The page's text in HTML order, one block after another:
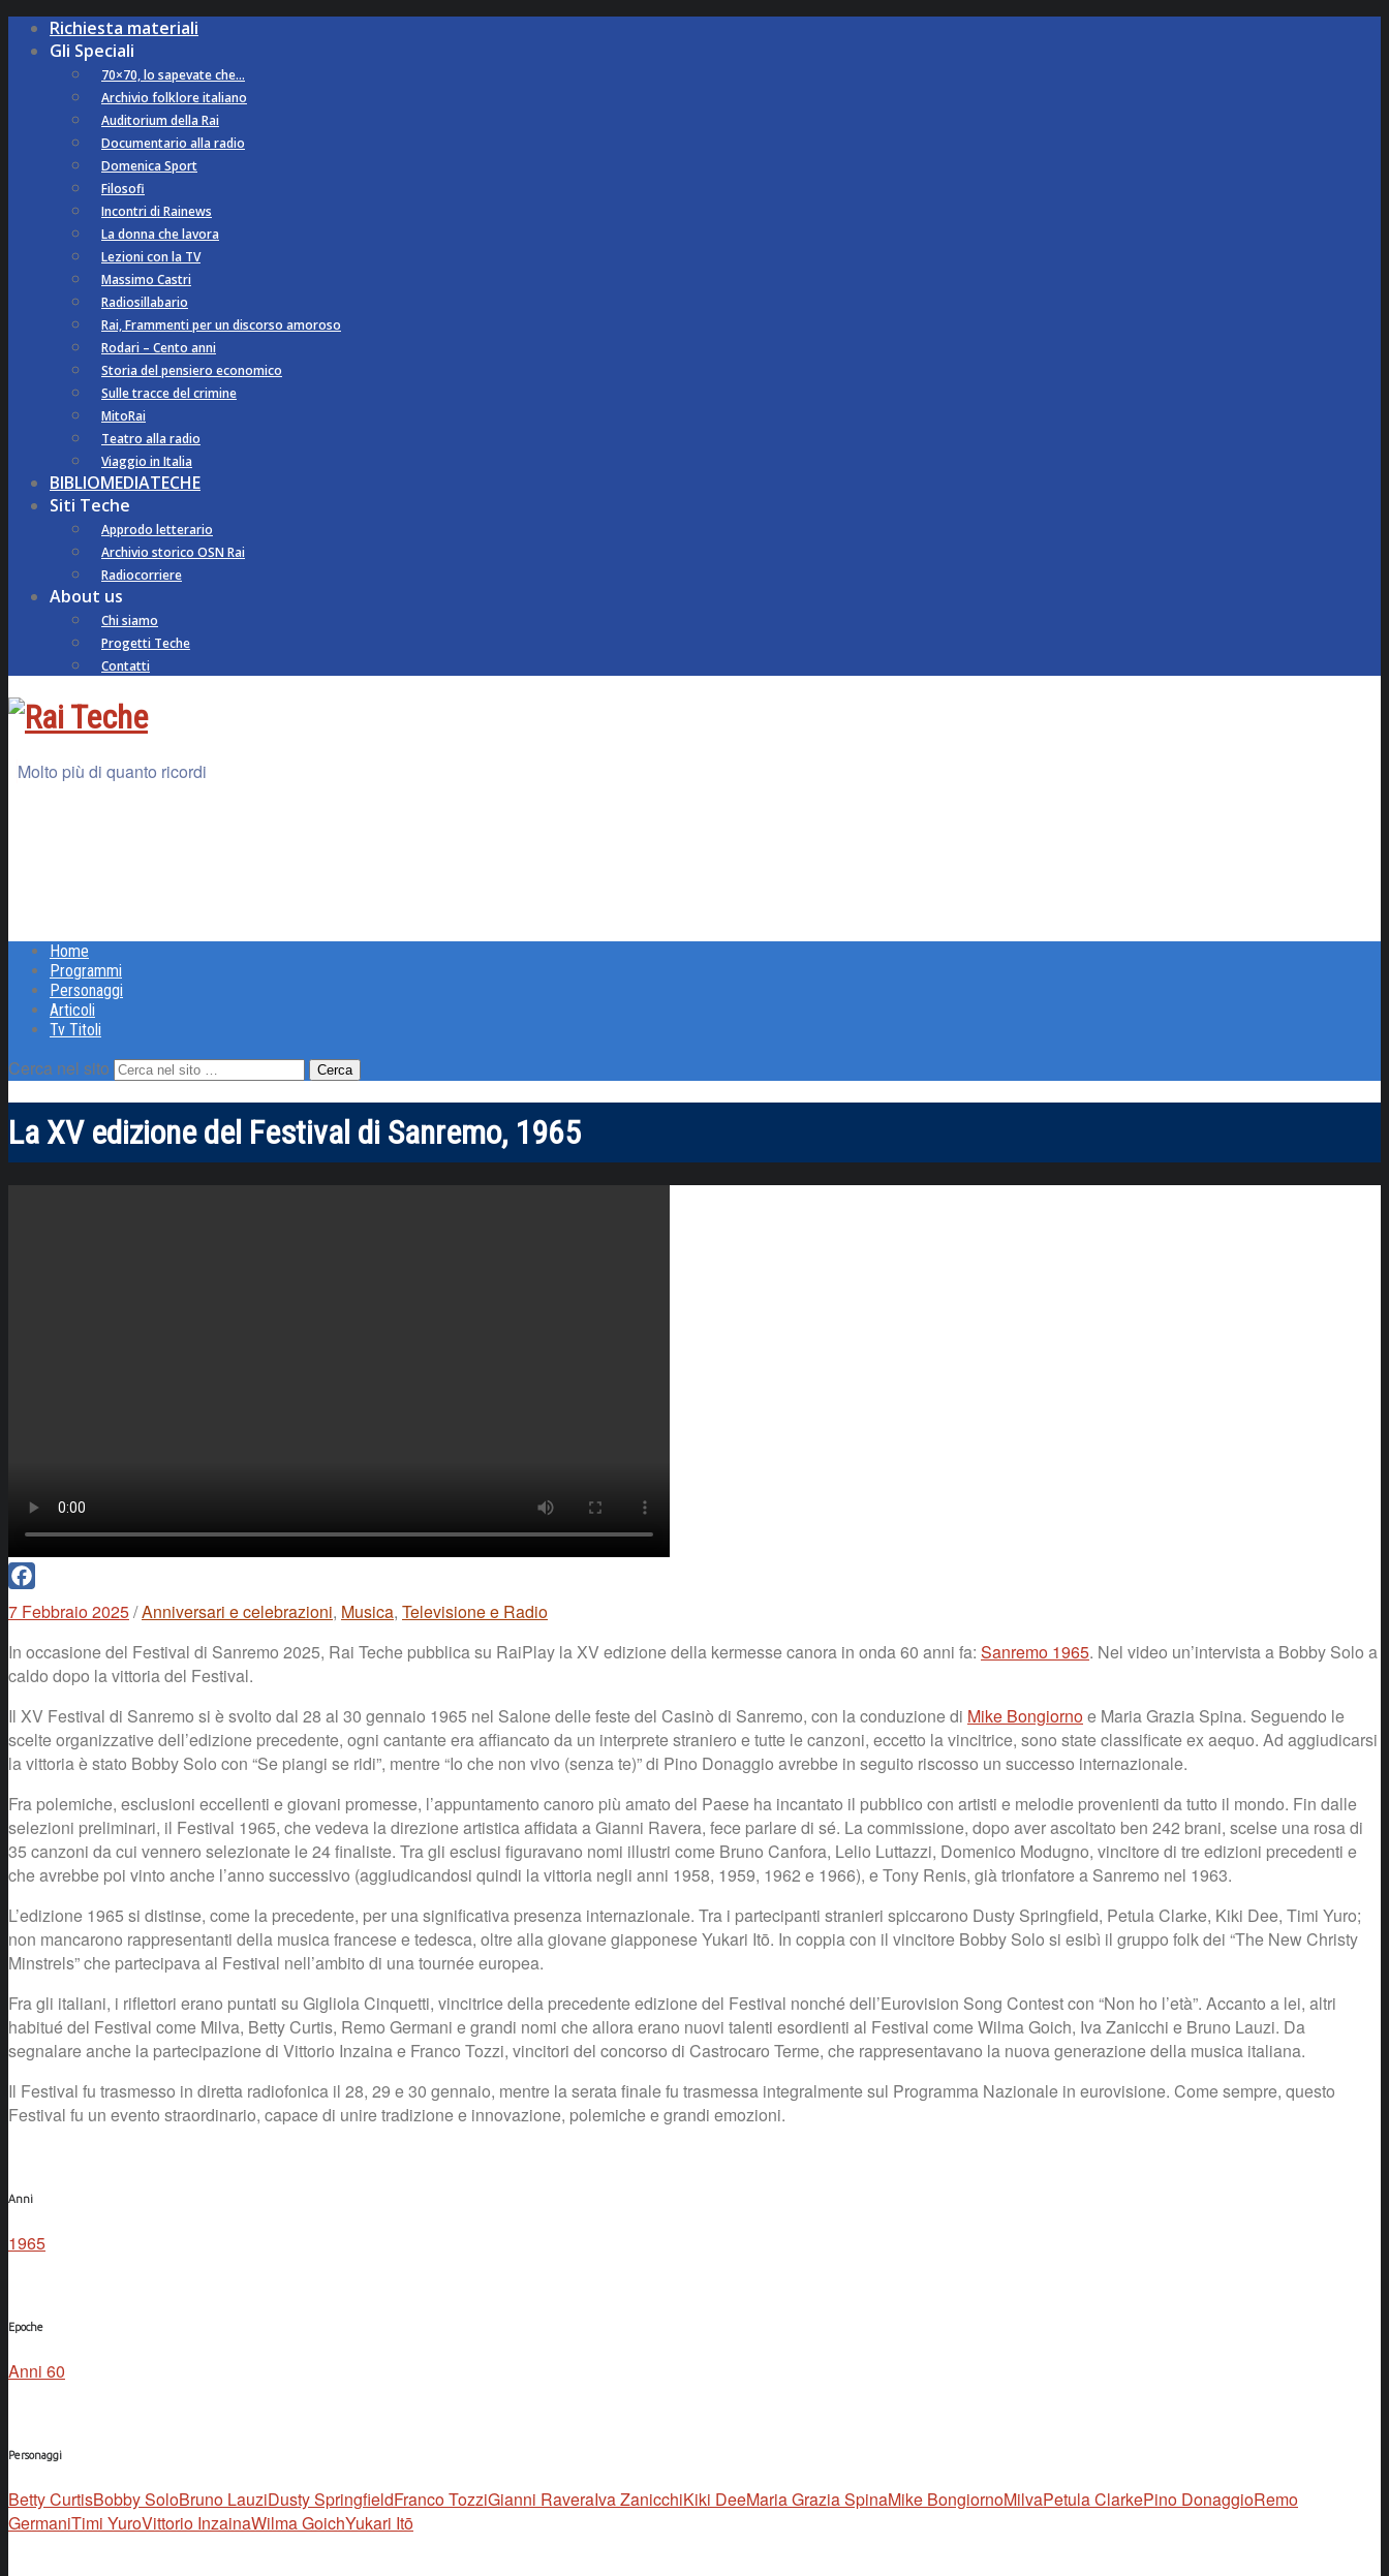
Richiesta materiali
Gli Speciali
70×70, lo sapevate che…
Archivio folklore italiano
Auditorium della Rai
Documentario alla radio
Domenica Sport
Filosofi
Incontri di Rainews
La donna che lavora
Lezioni con la TV
Massimo Castri
Radiosillabario
Rai, Frammenti per un discorso amoroso
Rodari – Cento anni
Storia del pensiero economico
Sulle tracce del crimine
MitoRai
Teatro alla radio
Viaggio in Italia
BIBLIOMEDIATECHE
Siti Teche
Approdo letterario
Archivio storico OSN Rai
Radiocorriere
About us
Chi siamo
Progetti Teche
Contatti
Molto più di quanto ricordi
Home
Programmi
Personaggi
Articoli
Tv Titoli
Cerca nel sito
La XV edizione del Festival di Sanremo, 1965
Facebook
7 Febbraio 2025/Anniversari e celebrazioni, Musica, Televisione e Radio
In occasione del Festival di Sanremo 2025, Rai Teche pubblica su RaiPlay la XV edizione della kermesse canora in onda 60 anni fa: Sanremo 1965. Nel video un’intervista a Bobby Solo a
caldo dopo la vittoria del Festival.
Il XV Festival di Sanremo si è svolto dal 28 al 30 gennaio 1965 nel Salone delle feste del Casinò di Sanremo, con la conduzione di Mike Bongiornoe Maria Grazia Spina. Seguendo le
scelte organizzative dell’edizione precedente, ogni cantante era affiancato da un interprete straniero e tutte le canzoni, eccetto la vincitrice, sono state classificate ex aequo. Ad aggiudicarsi
la vittoria è stato Bobby Solo con “Se piangi se ridi”, mentre “Io che non vivo (senza te)” di Pino Donaggio avrebbe in seguito riscosso un successo internazionale.
Fra polemiche, esclusioni eccellenti e giovani promesse, l’appuntamento canoro più amato del Paese ha incantato il pubblico con artisti e melodie provenienti da tutto il mondo. Fin dalle
selezioni preliminari, il Festival 1965, che vedeva la direzione artistica affidata a Gianni Ravera, fece parlare di sé. La commissione, dopo aver ascoltato ben 242 brani, scelse una rosa di
35 canzoni da cui vennero selezionate le 24 finaliste. Tra gli esclusi figuravano nomi illustri come Bruno Canfora, Lelio Luttazzi, Domenico Modugno, vincitore di tre edizioni precedenti e
che avrebbe poi vinto anche l’anno successivo (aggiudicandosi quindi la vittoria negli anni 1958, 1959, 1962 e 1966), e Tony Renis, già trionfatore a Sanremo nel 1963.
L’edizione 1965 si distinse, come la precedente, per una significativa presenza internazionale. Tra i partecipanti stranieri spiccarono Dusty Springfield, Petula Clarke, Kiki Dee, Timi Yuro;
non mancarono rappresentanti della musica francese e tedesca, oltre alla giovane giapponese Yukari Itō. In coppia con il vincitore Bobby Solo si esibì il gruppo folk dei “The New Christy
Minstrels” che partecipava al Festival nell’ambito di una tournée europea.
Fra gli italiani, i riflettori erano puntati su Gigliola Cinquetti, vincitrice della precedente edizione del Festival nonché dell’Eurovision Song Contest con “Non ho l’età”. Accanto a lei, altri
habitué del Festival come Milva, Betty Curtis, Remo Germani e grandi nomi che allora erano nuovi talenti esordienti al Festival come Wilma Goich, Iva Zanicchi e Bruno Lauzi. Da
segnalare anche la partecipazione di Vittorio Inzaina e Franco Tozzi, vincitori del concorso di Castrocaro Terme, che rappresentavano la nuova generazione della musica italiana.
Il Festival fu trasmesso in diretta radiofonica il 28, 29 e 30 gennaio, mentre la serata finale fu trasmessa integralmente sul Programma Nazionale in eurovisione. Come sempre, questo
Festival fu un evento straordinario, capace di unire tradizione e innovazione, polemiche e grandi emozioni.
Anni
1965
Epoche
Anni 60
Personaggi
Betty CurtisBobby SoloBruno LauziDusty SpringfieldFranco TozziGianni RaveraIva ZanicchiKiki DeeMaria Grazia SpinaMike BongiornoMilvaPetula ClarkePino DonaggioRemo
GermaniTimi YuroVittorio InzainaWilma GoichYukari Itō